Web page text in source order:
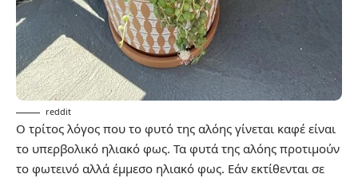
reddit
Ο τρίτος λόγος που το φυτό της αλόης γίνεται καφέ είναι
το υπερβολικό ηλιακό φως. Τα φυτά της αλόης προτιμούν
το φωτεινό αλλά έμμεσο ηλιακό φως. Εάν εκτίθενται σε